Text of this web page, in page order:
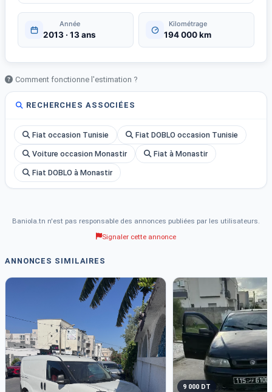
Année
2013 · 13 ans
Kilométrage
194 000 km
Comment fonctionne l'estimation ?
RECHERCHES ASSOCIÉES
Fiat occasion Tunisie Fiat DOBLO occasion Tunisie
Voiture occasion Monastir Fiat à Monastir
Fiat DOBLO à Monastir
Baniola.tn n'est pas responsable des annonces publiées par les utilisateurs.
Signaler cette annonce
ANNONCES SIMILAIRES
9 000 DT